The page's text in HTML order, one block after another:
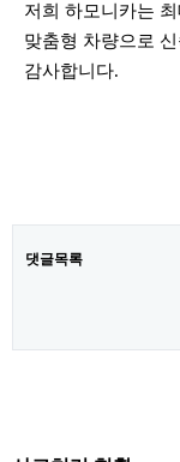
저희 하모니카는
맞춤형 차량으로
감사합니다.
댓글목록